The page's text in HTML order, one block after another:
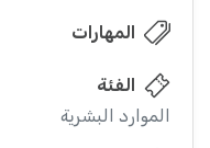
المهارات
الفئة
الموارد البشرية